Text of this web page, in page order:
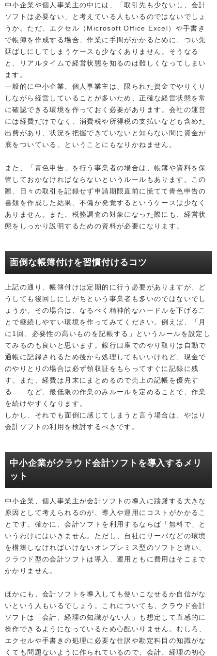
中小企業や個人事業主の中には、「取引先も少ないし、会計
ソフトは必要ない」と考えている人もいるのではないでしょ
うか。ただ、エクセル（Microsoft Office Excel）や手書き
で帳簿を作成する場合、作業に手間がかかるために、つい先
延ばしにしてしまうケースも少なくありません。そうなる
と、リアルタイムで経営状態を知るのは難しくなってしまい
ます。
一般的に中小企業、個人事業主は、限られた資金でやりくり
しながら経営していることが多いため、正確な経営状態を常
に確認できる環境を作っておく必要があります。会社の運営
には経費だけでなく、消費税や所得税の支払いなども含めた
出費があり、状況を把握できていないと知らない間に資金が
底をついている、ということにもなりかねません。
また、「青色申告」を行う事業者の場合は、帳簿や資料を保
管しておかなければならないというルールもあります。この
際、日々の取引を記録せず申請期限直前に慌てて青色申告の
書類を作成した結果、不備が発覚するというケースは少なく
ありません。また、税務調査の対象になった際にも、経営状
態をしっかり説明するための資料が必要になります。
面倒な帳簿付けを習慣付けるコツ
上記の通り、帳簿付けは定期的に行う必要がありますが、ど
うしても後回しにしがちという事業者も多いのではないでし
ょうか。その場合は、なるべく精神的なハードルを下げるこ
とで継続しやすい環境を作ってみてください。例えば、「月
に1回、必要性の高いものを記帳する」というルールを設定し
てみるのも良いと思います。銀行口座でのやり取りは自動で
通帳に記録されるため後から処理してもいいけれど、現金で
のやりとりの場合は必ず領収証をもらってすぐに記録に残
す。また、経費は月末にまとめるので売上の記帳を優先す
る……など、最低限の作業のみルールを定めることで、作業
を続けやすくなります。
しかし、それでも面倒に感じてしまうと言う場合は、やはり
会計ソフトの利用を検討するべきです。
中小企業がクラウド会計ソフトを導入するメリ
ット
中小企業、個人事業主が会計ソフトの導入に躊躇する大きな
原因として考えられるのが、導入や運用にコストがかかるこ
とです。確かに、会計ソフトを利用するならば「無料で」と
いうわけにはいきません。ただし、自社にサーバなどの環境
を構築しなければいけないオンプレミス型のソフトと違い、
クラウド型の会計ソフトは導入、運用ともに費用はそこまで
かかりません。
ほかにも、会計ソフトを導入しても使いこなせるか自信がな
いという人もいるでしょう。これについても、クラウド会計
ソフトは「会計、経理の知識がない人」も想定して直感的に
操作できるようになっているため心配いりません。むしろ、
エクセルや手書きの処理に必要な仕訳や勘定科目の知識がな
くても問題ないように作られているので、会計、経理の初心